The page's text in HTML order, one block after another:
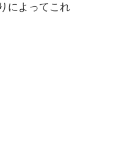
によってこれ